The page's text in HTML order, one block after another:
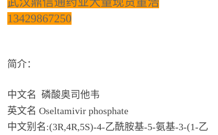
誉
品
展
厅
13429867250
简介：
中文名 磷酸奥司他韦
英文名 Oseltamivir phosphate
中文别名:(3R,4R,5S)-4-乙酰胺基-5-氨基-3-(1-乙